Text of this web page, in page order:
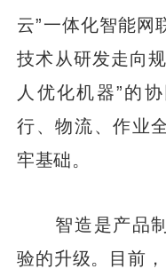
云”一体化智能网
技术从研发走向
人优化机器”的
行、物流、作业
牢基础。
智造是产品制
验的升级。目前